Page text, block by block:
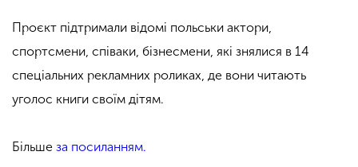
Проєкт підтримали відомі польськи актори,
спортсмени, співаки, бізнесмени, які знялися в 14
спеціальних рекламних роликах, де вони читають
уголос книги своїм дітям.
Більше за посиланням.